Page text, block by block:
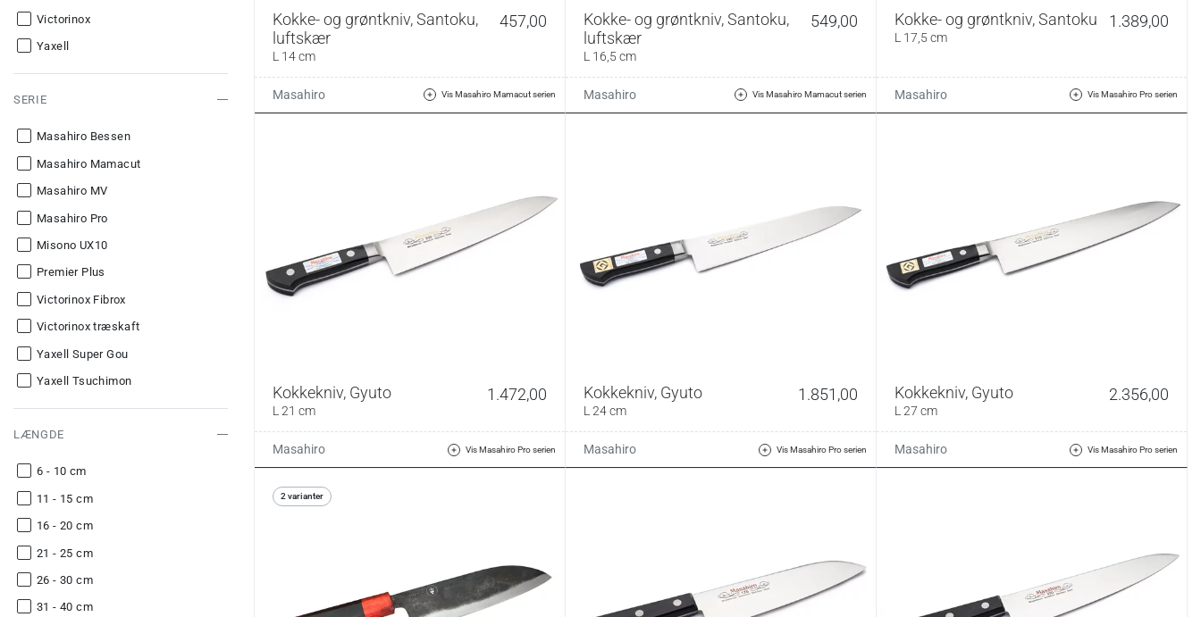
Victorinox
Yaxell
SERIE
Masahiro Bessen
Masahiro Mamacut
Masahiro MV
Masahiro Pro
Misono UX10
Premier Plus
Victorinox Fibrox
Victorinox træskaft
Yaxell Super Gou
Yaxell Tsuchimon
Zuiun
LÆNGDE
6 - 10 cm
11 - 15 cm
16 - 20 cm
21 - 25 cm
26 - 30 cm
31 - 40 cm
Kokke- og grøntkniv, Santoku,
luftskær
L 14 cm
457,00
Masahiro Vis Masahiro Mamacut serien
Kokke- og grøntkniv, Santoku,
luftskær
L 16,5 cm
549,00
Masahiro Vis Masahiro Mamacut serien
Kokke- og grøntkniv, Santoku
L 17,5 cm
1.389,00
Masahiro Vis Masahiro Pro serien
Kokkekniv, Gyuto
L 21 cm
1.472,00
Masahiro Vis Masahiro Pro serien
Kokkekniv, Gyuto
L 24 cm
1.851,00
Masahiro Vis Masahiro Pro serien
Kokkekniv, Gyuto
L 27 cm
2.356,00
Masahiro Vis Masahiro Pro serien
2 varianter